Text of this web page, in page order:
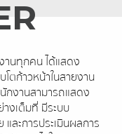
งานทุกคน ได้แสดง
โตก้าวหน้าในสายงาน
กงานสามารถแสดง
างเต็มที่ มีระบบ
ละการประเมินผลการ